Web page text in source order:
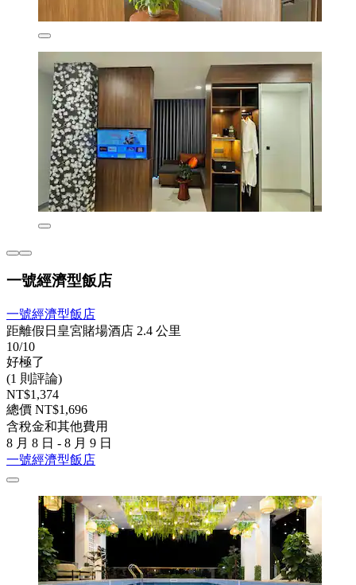
一號經濟型飯店
一號經濟型飯店
距離假日皇宮賭場酒店 2.4 公里
10/10
好極了
(1 則評論)
NT$1,374
總價 NT$1,696
含稅金和其他費用
8 月 8 日 - 8 月 9 日
一號經濟型飯店